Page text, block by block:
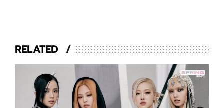
RELATED